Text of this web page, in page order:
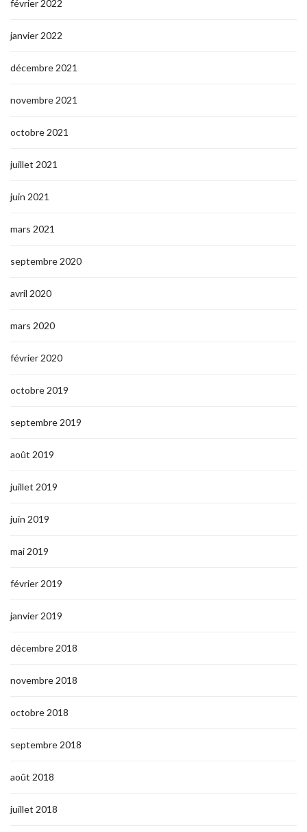
février 2022
janvier 2022
décembre 2021
novembre 2021
octobre 2021
juillet 2021
juin 2021
mars 2021
septembre 2020
avril 2020
mars 2020
février 2020
octobre 2019
septembre 2019
août 2019
juillet 2019
juin 2019
mai 2019
février 2019
janvier 2019
décembre 2018
novembre 2018
octobre 2018
septembre 2018
août 2018
juillet 2018